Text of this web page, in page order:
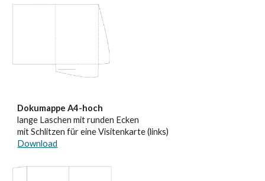
Dokumappe A4-hoch
lange Laschen mit runden Ecken
mit Schlitzen für eine Visitenkarte (links)
Download